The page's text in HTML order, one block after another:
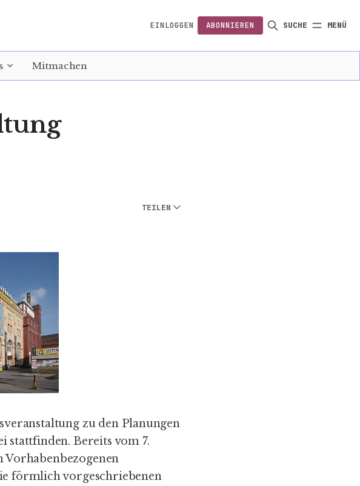
EINLOGGEN ABONNIEREN SUCHE MENÜ
Mitmachen
TEILEN
zu den Planungen
stattfinden. Bereits vom 7.
Vorhabenbezogenen
förmlich vorgeschriebenen